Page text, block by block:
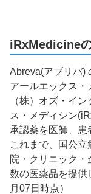
iRxMedicine
Abreva(アブリバ)
アールエックス・
（株）オズ・イ
ス・メディシン
承認薬を医師、患
これまで、国公立
院・クリニック・
数の医薬品を提供
月07日時点）